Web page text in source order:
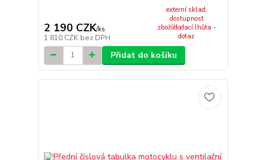
2 190 CZK/ks
1 810 CZK bez DPH
externí sklad,
dostupnost
zboží/dodací lhůta -
dotaz
Přidat do košíku